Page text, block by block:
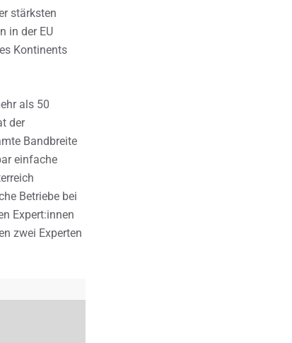
stärksten
in der EU
Kontinents
als 50
der
Bandbreite
einfache
Betriebe bei
Expert:innen
zwei Experten